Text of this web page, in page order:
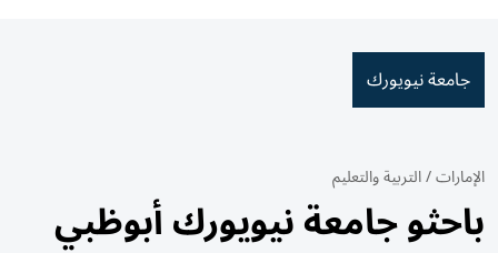
جامعة نيويورك
الإمارات/التربية والتعليم
باحثو جامعة نيويورك أبوظبي